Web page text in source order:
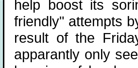
help boost its
friendly" attempts
result of the
apparantly only